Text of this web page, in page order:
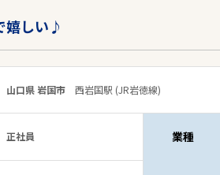
嬉しい♪
山口県 岩国市 西岩国駅 (JR岩徳線)
正社員 業種